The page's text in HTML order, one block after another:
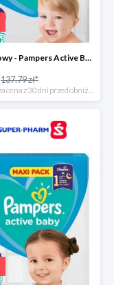
Hit cenowy - Pampers Active Baby 5
137.79 zł*
*najniższa cena z 30 dni przed obniżką